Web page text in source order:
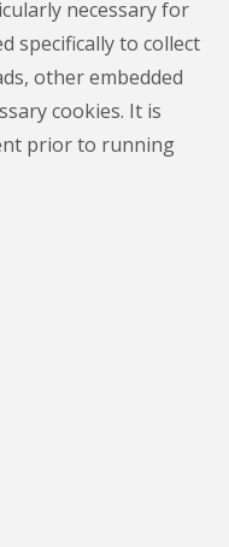
necessary for
specifically to collect
other embedded
cookies. It is
prior to running